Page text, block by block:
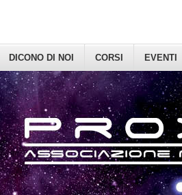
DICONO DI NOI CORSI EVENTI